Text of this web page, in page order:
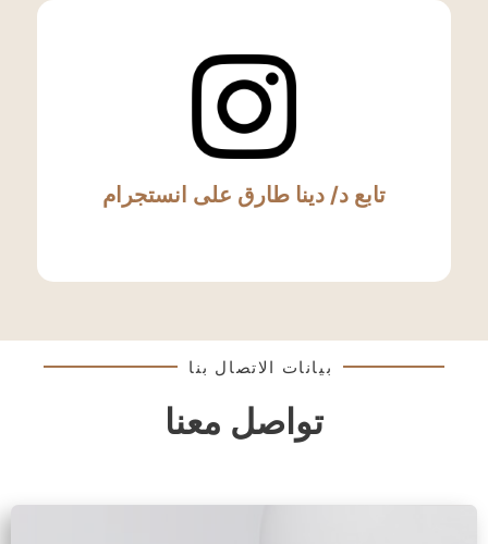
تابع د/ دينا طارق على انستجرام
بيانات الاتصال بنا
تواصل معنا